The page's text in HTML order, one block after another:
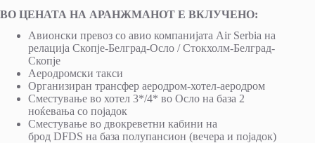
ВО ЦЕНАТА НА АРАНЖМАНОТ Е ВКЛУЧЕНО:
Авионски превоз со авио компанијата Air Serbia на
релација Скопје-Белград-Осло / Стокхолм-Белград-
Скопје
Аеродромски такси
Организиран трансфер аеродром-хотел-аеродром
Сместување во хотел 3*/4* во Осло на база 2
ноќевања со појадок
Сместување во двокреветни кабини на
брод DFDS на база полупансион (вечера и појадок)